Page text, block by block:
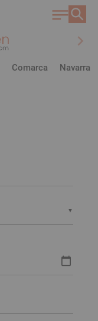
chevron_right
Comarca Navarra
▼